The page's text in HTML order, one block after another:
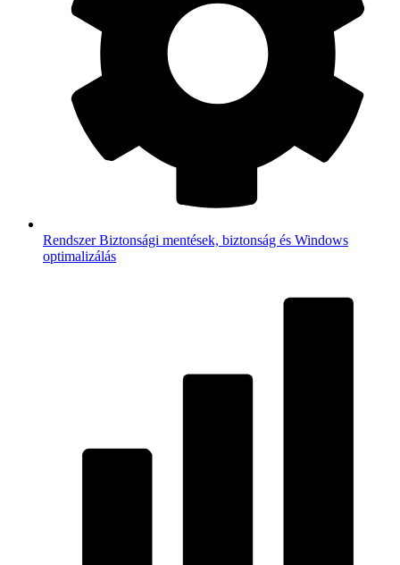
RendszerBiztonsági mentések, biztonság és Windows
optimalizálás